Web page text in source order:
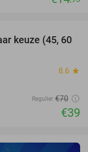
44%
keuze (45, 60
8.6 star
Regulier €70
€39